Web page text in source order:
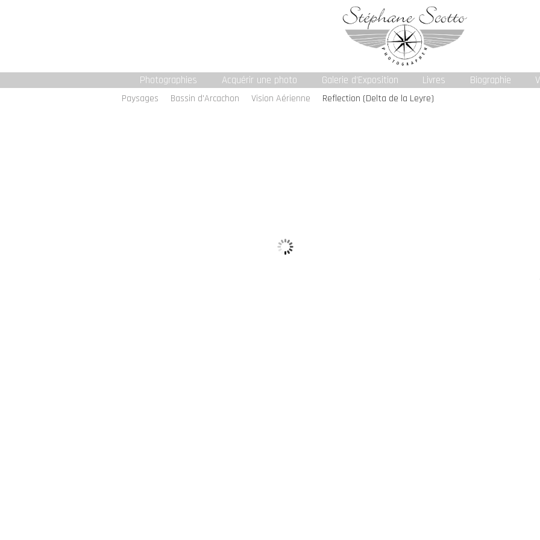
Photographies Acquérir une photo Galerie d’Exposition Livres Biographie
Paysages Bassin d'Arcachon Vision Aérienne Reflection (Delta de la Leyre)